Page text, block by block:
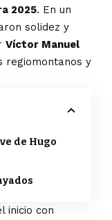
2025. En un
solidez y
Víctor Manuel
regiomontanos y
de Hugo
inicio con